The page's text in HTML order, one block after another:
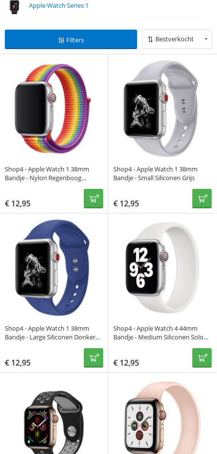
Apple Watch Series 1
Filters Bestverkocht
Shop4 - Apple Watch 1 38mm
Bandje - Nylon Regenboog
€ 12,95
Shop4 - Apple Watch 1 38mm
Bandje - Small Siliconen Grijs
€ 12,95
Shop4 - Apple Watch 1 38mm
Bandje - Large Siliconen Donker
€ 12,95
Shop4 - Apple Watch 4 44mm
Bandje - Medium Siliconen Solo
€ 12,95